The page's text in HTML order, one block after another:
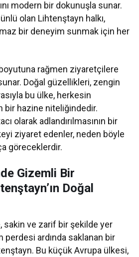
modern bir dokunuşla sunar.
olan Lihtenştayn halkı,
bir deneyim sunmak için her
rağmen ziyaretçilere
Doğal güzellikleri, zengin
bu ülke, herkesin
bir hazine niteliğindedir.
olarak adlandırılmasının bir
ziyaret edenler, neden böyle
göreceklerdir.
Gizemli Bir
Doğal
sakin ve zarif bir şekilde yer
perdesi ardında saklanan bir
Bu küçük Avrupa ülkesi,